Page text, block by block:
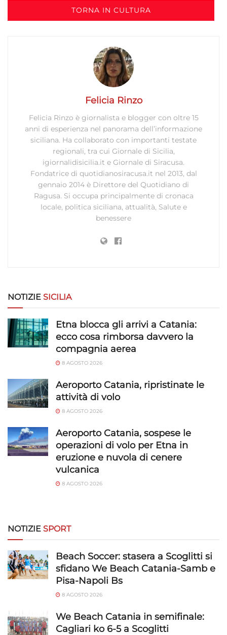
TORNA IN CULTURA
Felicia Rinzo
Felicia Rinzo è giornalista e blogger con oltre 15
anni di esperienza nel panorama dell’informazione
siciliana. Ha collaborato con importanti testate
regionali, tra cui Giornale di Sicilia,
igiornalidisicilia.it e Giornale di Siracusa.
Fondatrice di quotidianosiracusa.it nel 2013, dal
gennaio 2014 è Direttore del Quotidiano di
Ragusa. Si occupa principalmente di cronaca
locale, politica siciliana, attualità, Salute e
benessere
NOTIZIE SICILIA
Etna blocca gli arrivi a Catania:
ecco cosa rimborsa davvero la
compagnia aerea
8 AGOSTO 2026
Aeroporto Catania, ripristinate le
attività di volo
8 AGOSTO 2026
Aeroporto Catania, sospese le
operazioni di volo per Etna in
eruzione e nuvola di cenere
vulcanica
8 AGOSTO 2026
NOTIZIE SPORT
Beach Soccer: stasera a Scoglitti si
sfidano We Beach Catania-Samb e
Pisa-Napoli Bs
8 AGOSTO 2026
We Beach Catania in semifinale:
Cagliari ko 6-5 a Scoglitti